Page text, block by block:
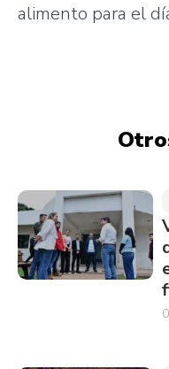
alimento para el